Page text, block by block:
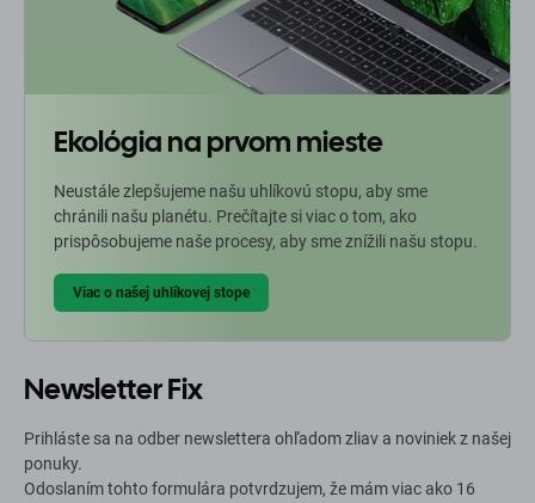
Ekológia na prvom mieste
Neustále zlepšujeme našu uhlíkovú stopu, aby sme
chránili našu planétu. Prečítajte si viac o tom, ako
prispôsobujeme naše procesy, aby sme znížili našu stopu.
Viac o našej uhlíkovej stope
Newsletter Fix
Prihláste sa na odber newslettera ohľadom zliav a noviniek z našej
ponuky.
Odoslaním tohto formulára potvrdzujem, že mám viac ako 16